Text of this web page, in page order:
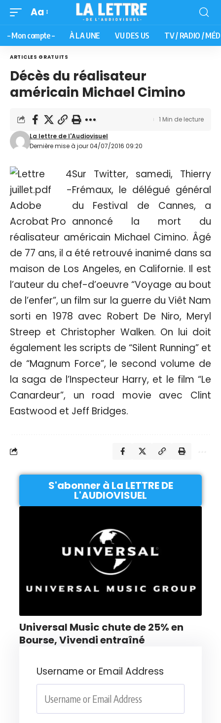
Aa
– Mon compte – À LA UNE VU DES US TV / RADIO /
ARTICLES GRATUITS
Décès du réalisateur
américain Michael Cimino
Dernière mise à jour 04/07/2016 09:20
La lettre de l'Audiovisuel
1 Min de lecture
Sur Twitter, samedi, Thierry
Frémaux, le délégué général
du Festival de Cannes, a
annoncé la mort du
réalisateur américain Michael Cimino. Âgé
de 77 ans, il a été retrouvé inanimé dans sa
maison de Los Angeles, en Californie. Il est
l’auteur du chef-d’oeuvre “Voyage au bout
de l’enfer”, un film sur la guerre du Viêt Nam
sorti en 1978 avec Robert De Niro, Meryl
Streep et Christopher Walken. On lui doit
également les scripts de “Silent Running” et
de “Magnum Force”, le second volume de
la saga de l’Inspecteur Harry, et le film “Le
Canardeur”, un road movie avec Clint
Eastwood et Jeff Bridges.
S'abonner à La LETTRE DE
L'AUDIOVISUEL
Universal Music chute de 25% en
Bourse, Vivendi entraîné
Username or Email Address